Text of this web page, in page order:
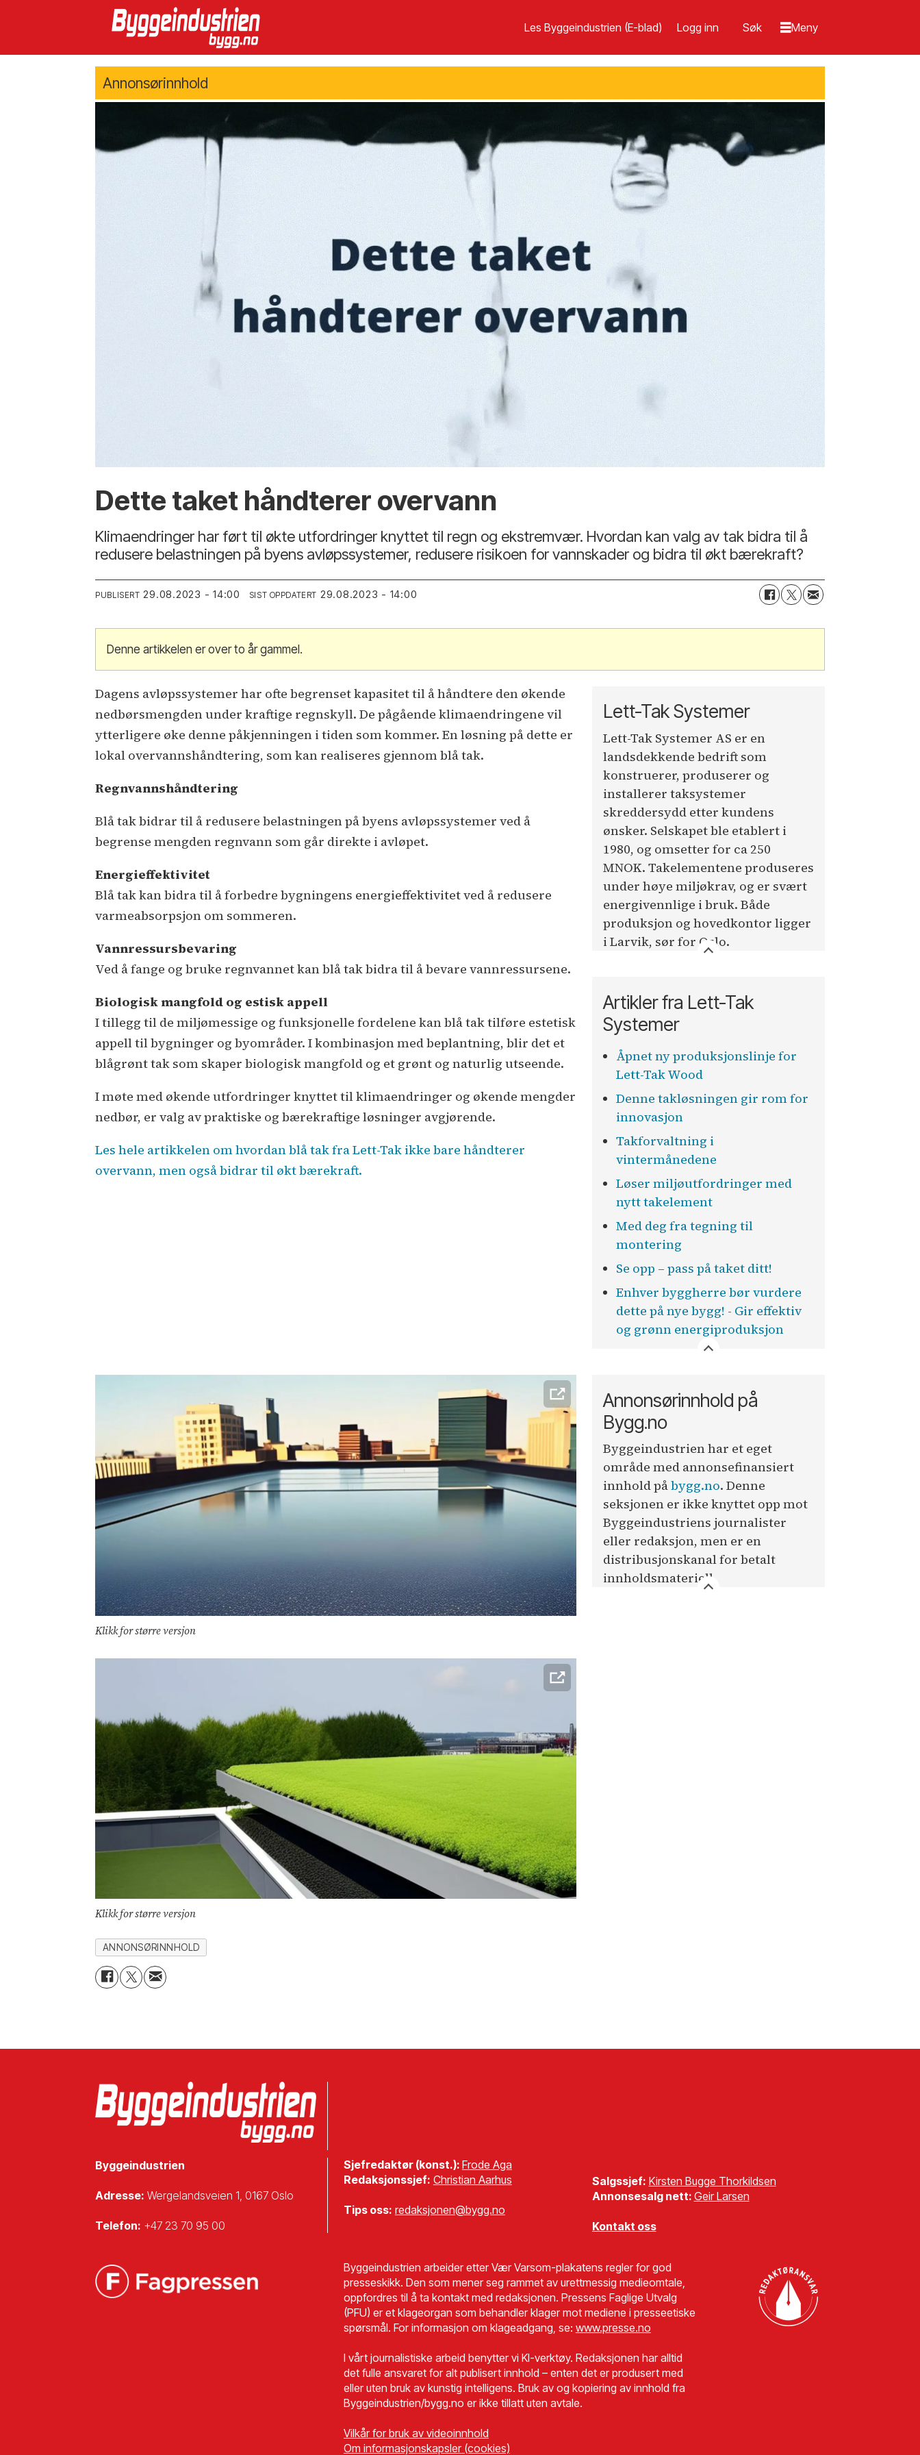
Les Byggeindustrien (E-blad) Logg inn
Annonsørinnhold
Dette taket håndterer overvann
Klimaendringer har ført til økte utfordringer knyttet til regn og ekstremvær. Hvordan kan valg av tak bidra til å
redusere belastningen på byens avløpssystemer, redusere risikoen for vannskader og bidra til økt bærekraft?
PUBLISERT 29.08.2023 - 14:00 SIST OPPDATERT 29.08.2023 - 14:00
Denne artikkelen er over to år gammel.
Lett-Tak Systemer
Lett-Tak Systemer AS er en
landsdekkende bedrift som
konstruerer, produserer og
installerer taksystemer
skreddersydd etter kundens
ønsker. Selskapet ble etablert i
1980, og omsetter for ca 250
MNOK. Takelementene produseres
under høye miljøkrav, og er svært
energivennlige i bruk. Både
produksjon og hovedkontor ligger
i Larvik, sør for Oslo.
Artikler fra Lett-Tak
Systemer
Åpnet ny produksjonslinje for
Lett-Tak Wood
Denne takløsningen gir rom for
innovasjon
Takforvaltning i
vintermånedene
Løser miljøutfordringer med
nytt takelement
Med deg fra tegning til
montering
Se opp – pass på taket ditt!
Enhver byggherre bør vurdere
dette på nye bygg! - Gir effektiv
og grønn energiproduksjon
Annonsørinnhold på
Bygg.no
Byggeindustrien har et eget
område med annonsefinansiert
innhold påbygg.no. Denne
seksjonen er ikke knyttet opp mot
Byggeindustriens journalister
eller redaksjon, men er en
distribusjonskanal for betalt
innholdsmateriell.
Dagens avløpssystemer har ofte begrenset kapasitet til å håndtere den økende
nedbørsmengden under kraftige regnskyll. De pågående klimaendringene vil
ytterligere øke denne påkjenningen i tiden som kommer. En løsning på dette er
lokal overvannshåndtering, som kan realiseres gjennom blå tak.
Regnvannshåndtering
Klikk for større versjon
Blå tak bidrar til å redusere belastningen på byens avløpssystemer ved å
begrense mengden regnvann som går direkte i avløpet.
Energieffektivitet
Blå tak kan bidra til å forbedre bygningens energieffektivitet ved å redusere
varmeabsorpsjon om sommeren.
Vannressursbevaring
Ved å fange og bruke regnvannet kan blå tak bidra til å bevare vannressursene.
Klikk for større versjon
Biologisk mangfold og estisk appell
I tillegg til de miljømessige og funksjonelle fordelene kan blå tak tilføre estetisk
appell til bygninger og byområder. I kombinasjon med beplantning, blir det et
blågrønt tak som skaper biologisk mangfold og et grønt og naturlig utseende.
I møte med økende utfordringer knyttet til klimaendringer og økende mengder
nedbør, er valg av praktiske og bærekraftige løsninger avgjørende.
Les hele artikkelen om hvordan blå tak fra Lett-Tak ikke bare håndterer
overvann, men også bidrar til økt bærekraft.
ANNONSØRINNHOLD
Byggeindustrien
Adresse: Wergelandsveien 1, 0167 Oslo
Telefon: +47 23 70 95 00
Sjefredaktør (konst.): Frode Aga
Redaksjonssjef: Christian Aarhus
Tips oss: redaksjonen@bygg.no
Salgssjef: Kirsten Bugge Thorkildsen
Annonsesalg nett: Geir Larsen
Kontakt oss
Byggeindustrien arbeider etter Vær Varsom-plakatens regler for god
presseskikk. Den som mener seg rammet av urettmessig medieomtale,
oppfordres til å ta kontakt med redaksjonen. Pressens Faglige Utvalg
(PFU) er et klageorgan som behandler klager mot mediene i presseetiske
spørsmål. For informasjon om klageadgang, se: www.presse.no
I vårt journalistiske arbeid benytter vi KI-verktøy. Redaksjonen har alltid
det fulle ansvaret for alt publisert innhold – enten det er produsert med
eller uten bruk av kunstig intelligens. Bruk av og kopiering av innhold fra
Byggeindustrien/bygg.no er ikke tillatt uten avtale.
Vilkår for bruk av videoinnhold
Om informasjonskapsler (cookies)